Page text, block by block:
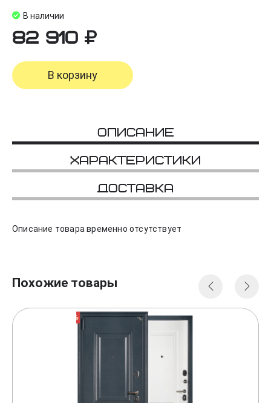
В наличии
82 910
В корзину
Описание
Характеристики
Доставка
Описание товара временно отсутствует
Похожие товары